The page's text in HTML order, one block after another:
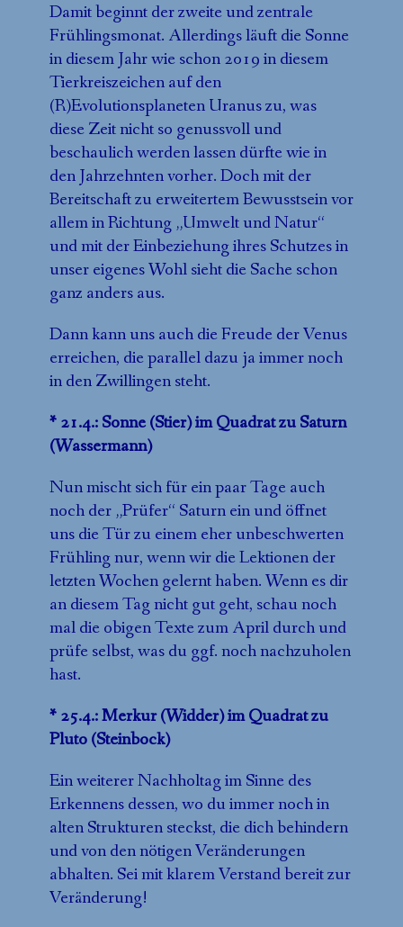
Damit beginnt der zweite und zentrale
Frühlingsmonat. Allerdings läuft die Sonne
in diesem Jahr wie schon 2019 in diesem
Tierkreiszeichen auf den
(R)Evolutionsplaneten Uranus zu, was
diese Zeit nicht so genussvoll und
beschaulich werden lassen dürfte wie in
den Jahrzehnten vorher. Doch mit der
Bereitschaft zu erweitertem Bewusstsein vor
allem in Richtung „Umwelt und Natur“
und mit der Einbeziehung ihres Schutzes in
unser eigenes Wohl sieht die Sache schon
ganz anders aus.
Dann kann uns auch die Freude der Venus
erreichen, die parallel dazu ja immer noch
in den Zwillingen steht.
* 21.4.: Sonne (Stier) im Quadrat zu Saturn
(Wassermann)
Nun mischt sich für ein paar Tage auch
noch der „Prüfer“ Saturn ein und öffnet
uns die Tür zu einem eher unbeschwerten
Frühling nur, wenn wir die Lektionen der
letzten Wochen gelernt haben. Wenn es dir
an diesem Tag nicht gut geht, schau noch
mal die obigen Texte zum April durch und
prüfe selbst, was du ggf. noch nachzuholen
hast.
* 25.4.: Merkur (Widder) im Quadrat zu
Pluto (Steinbock)
Ein weiterer Nachholtag im Sinne des
Erkennens dessen, wo du immer noch in
alten Strukturen steckst, die dich behindern
und von den nötigen Veränderungen
abhalten. Sei mit klarem Verstand bereit zur
Veränderung!